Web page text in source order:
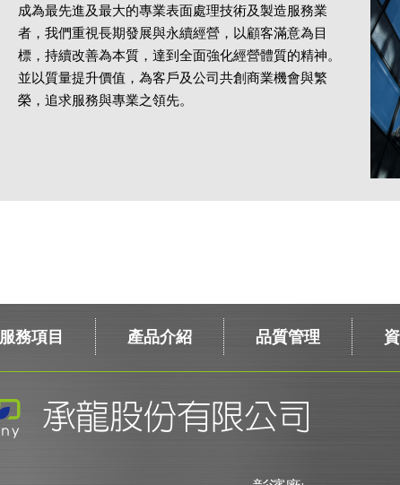
成為最先進及最大的專業表面處理技術及製造服務業
者，我們重視長期發展與永續經營，以顧客滿意為目
標，持續改善為本質，達到全面強化經營體質的精神。
並以質量提升價值，為客戶及公司共創商業機會與繁
榮，追求服務與專業之領先。
服務項目 產品介紹 品質管理